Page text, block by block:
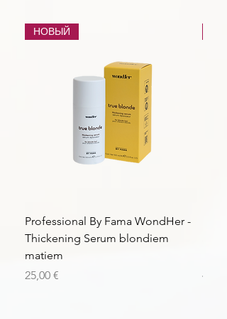
НОВЫЙ
Professional By Fama WondHer -
Thickening Serum blondiem
matiem
Цена
25,00 €
Цена
43,56